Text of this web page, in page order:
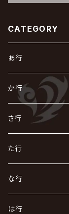
CATEGORY
あ行
あ
R指定
AIOLIN
い
IKUO
exist†trace
う
VIRGE / ヴァージュ
Waive
え
ACE OF SPADES
お
か行
か
怪人二十面奏
Kαin
き
KISAKI
キズ
く
Crack6
け
さ行
さ
ザアザア
The THIRTEEN
し
Zeke Deux
す
た行
た
DASEIN
ち
な行
な
は行